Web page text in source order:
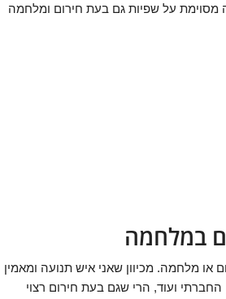
מסוימת על שפיות גם בעת חירום ומלחמה
במלחמה
מלחמה. מכיוון שאני איש תנועה ומאמין
ועוד, הרי שגם בעת חירום רצוי